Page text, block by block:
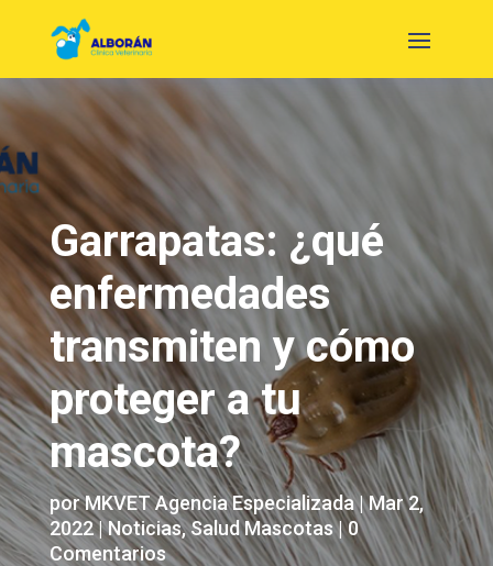
Garrapatas: ¿qué
enfermedades
transmiten y cómo
proteger a tu
mascota?
porMKVET Agencia Especializada|Mar 2,
2022|Noticias,Salud Mascotas|0
Comentarios